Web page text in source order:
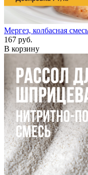
Мергез, колбасная
167 руб.
В корзину